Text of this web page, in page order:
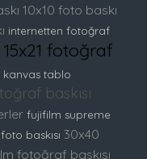
10x10 foto baskı
internetten fotoğraf
15x21 fotoğraf
kanvas tablo
baskısı
fujifilm supreme
baskısı 30x40
fotoğraf baskısı